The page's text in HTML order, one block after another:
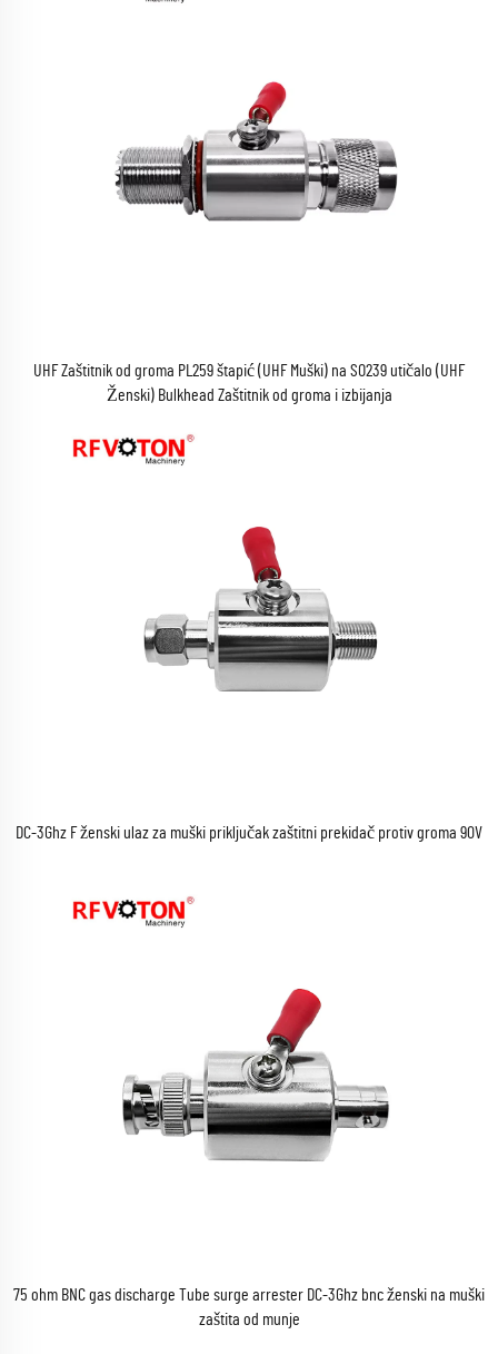
UHF Zaštitnik od groma PL259 štapić (UHF Muški) na SO239 utičalo (UHF
Ženski) Bulkhead Zaštitnik od groma i izbijanja
DC-3Ghz F ženski ulaz za muški priključak zaštitni prekidač protiv groma 90V
75 ohm BNC gas discharge Tube surge arrester DC-3Ghz bnc ženski na muški
zaštita od munje